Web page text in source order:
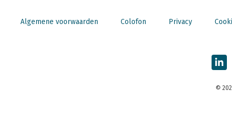
Algemene voorwaarden Colofon Privacy
©